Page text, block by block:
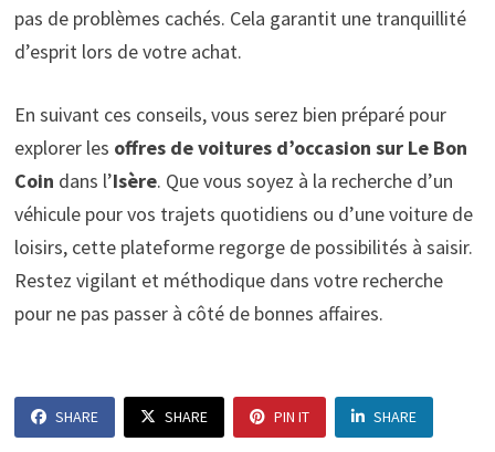
pas de problèmes cachés. Cela garantit une tranquillité
d’esprit lors de votre achat.
En suivant ces conseils, vous serez bien préparé pour
explorer les offres de voitures d’occasion sur Le Bon
Coin dans l’Isère. Que vous soyez à la recherche d’un
véhicule pour vos trajets quotidiens ou d’une voiture de
loisirs, cette plateforme regorge de possibilités à saisir.
Restez vigilant et méthodique dans votre recherche
pour ne pas passer à côté de bonnes affaires.
SHARE SHARE PIN IT SHARE